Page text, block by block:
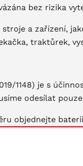
bez rizika
a zařízení,
traktůrek,
1148) je s
odesílat
objednejte